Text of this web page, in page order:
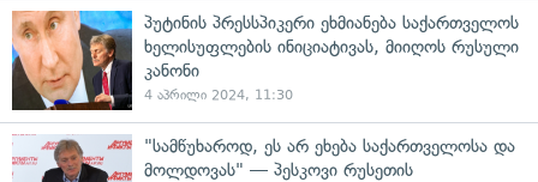
პუტინის პრესსპიკერი ეხმიანება საქართველოს
ხელისუფლების ინიციატივას, მიიღოს რუსული
კანონი
4 აპრილი 2024, 11:30
"სამწუხაროდ, ეს არ ეხება საქართველოსა და
მოლდოვას" — პესკოვი რუსეთის